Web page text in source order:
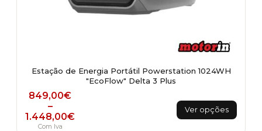
Estação de Energia Portátil Powerstation 1024WH
"EcoFlow" Delta 3 Plus
849,00€
–
1.448,00€
Price range: 849,00€ through 1.448,00€
Com Iva
Ver opções
This
product